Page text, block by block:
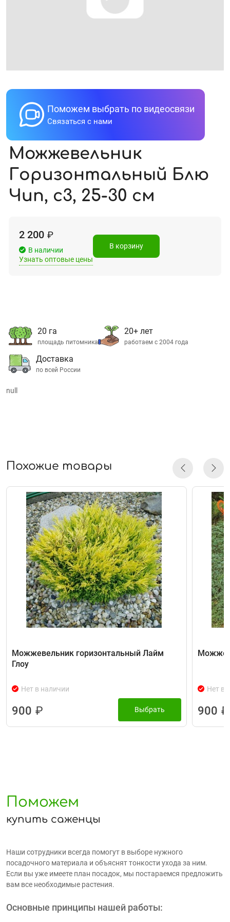
Поможем выбрать по видеосвязи
Связаться с нами
Можжевельник
Горизонтальный Блю
Чип, с3, 25-30 см
2 200 ₽
В наличии
Узнать оптовые цены
В корзину
20 га
площадь питомника
20+ лет
работаем с 2004 года
Доставка
по всей России
null
Похожие товары
Можжевельник горизонтальный Лайм
Глоу
Нет в наличии
900 ₽ Выбрать
Нет в
900 ₽
Поможем
купить саженцы
Наши сотрудники всегда помогут в выборе нужного
посадочного материала и объяснят тонкости ухода за ним.
Если вы уже имеете план посадок, мы постараемся предложить
вам все необходимые растения.
Основные принципы нашей работы: